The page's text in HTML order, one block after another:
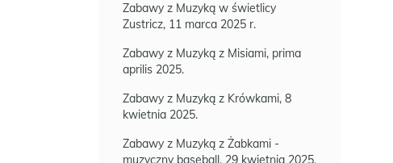
Zabawy z Muzyką w świetlicy
Zustricz, 11 marca 2025 r.
Zabawy z Muzyką z Misiami, prima
aprilis 2025.
Zabawy z Muzyką z Krówkami, 8
kwietnia 2025.
Zabawy z Muzyką z Żabkami -
muzyczny baseball, 29 kwietnia 2025.